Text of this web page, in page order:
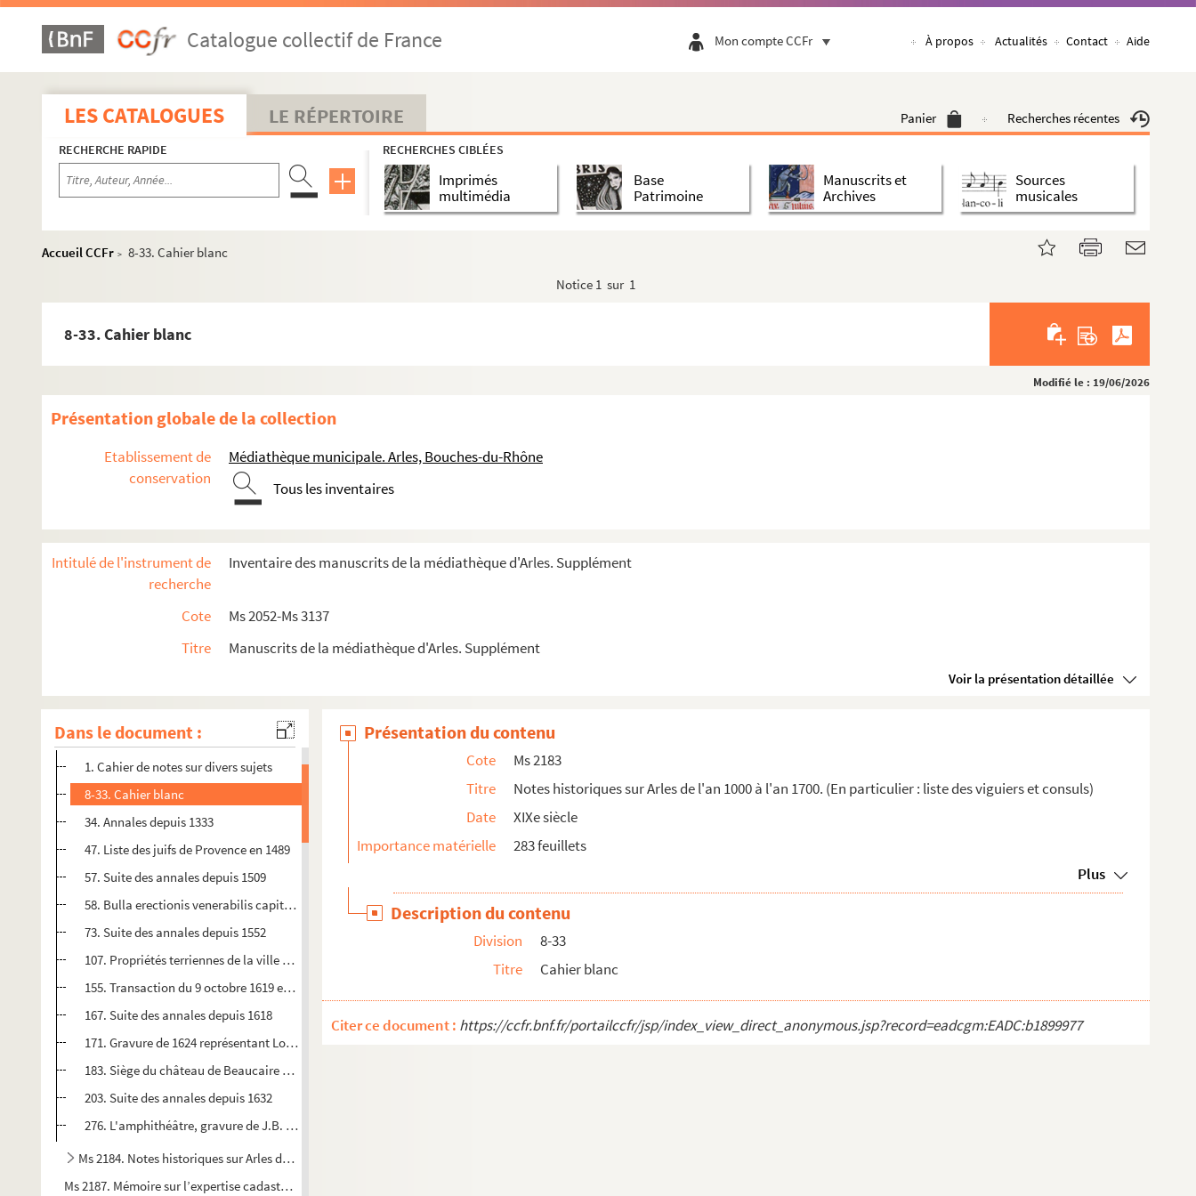
Catalogue collectif de France Mon compte CCFr À propos Actualités Contact Aide
LES CATALOGUES LE RÉPERTOIRE Panier Recherches récentes
RECHERCHE RAPIDE RECHERCHES CIBLÉES
Imprimés
multimédia
Base
Patrimoine
Manuscrits et
Archives
Sources
musicales
Accueil CCFr > 8-33. Cahier blanc
Notice 1 sur 1
8-33. Cahier blanc
Modifié le : 19/06/2026
Présentation globale de la collection
Etablissement de
conservation
Médiathèque municipale. Arles, Bouches-du-Rhône
Tous les inventaires
Intitulé de l'instrument de
recherche
Inventaire des manuscrits de la médiathèque d'Arles. Supplément
Cote
Ms 2052-Ms 3137
Titre
Manuscrits de la médiathèque d'Arles. Supplément
Voir la présentation détaillée
Dans le document :
Ms 2052. Servan. La Bouilladisse (B.d.R.). Monographie
Ms 2053. Odyle Rio. La Batellerie du Rhône et le merveilleux
Ms 2182. Copies de lettres adressées par X, homme d'affaire de Mr. de Rigaud, (d'Avignon)
Ms 2183. Notes historiques sur Arles de l'an 1000 à l'an 1700. (En particulier : liste des viguiers et consul...
1. Cahier de notes sur divers sujets
8-33. Cahier blanc
34. Annales depuis 1333
47. Liste des juifs de Provence en 1489
57. Suite des annales depuis 1509
58. Bulla erectionis venerabilis capituli N. Dominae majoris de Arelate
73. Suite des annales depuis 1552
107. Propriétés terriennes de la ville en 1598
155. Transaction du 9 octobre 1619 entre les communautés de Tarascon et Arles
167. Suite des annales depuis 1618
171. Gravure de 1624 représentant Louis XIII entrant à Arles
183. Siège du château de Beaucaire en 1632
203. Suite des annales depuis 1632
276. L'amphithéâtre, gravure de J.B. Guibert
Ms 2184. Notes historiques sur Arles de 1701 à 1787
Ms 2187. Mémoire sur l’expertise cadastrale de la ville d’Arles
Présentation du contenu
Cote
Ms 2183
Titre
Notes historiques sur Arles de l'an 1000 à l'an 1700. (En particulier : liste des viguiers et consuls)
Date
XIXe siècle
Importance matérielle
283 feuillets
Plus
Description du contenu
Division
8-33
Titre
Cahier blanc
Citer ce document : https://ccfr.bnf.fr/portailccfr/jsp/index_view_direct_anonymous.jsp?record=eadcgm:EADC:b1899977